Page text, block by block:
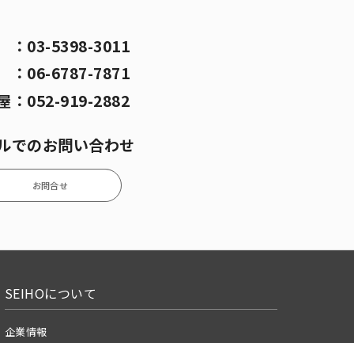
： 03-5398-3011
： 06-6787-7871
： 052-919-2882
でのお問い合わせ
お問合せ
SEIHOについて
企業情報